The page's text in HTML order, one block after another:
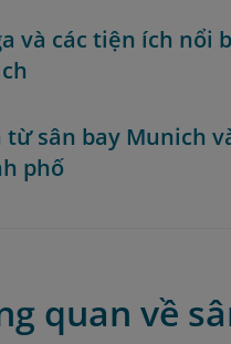
và các tiện ích nổi
từ sân bay Munich
phố
quan về